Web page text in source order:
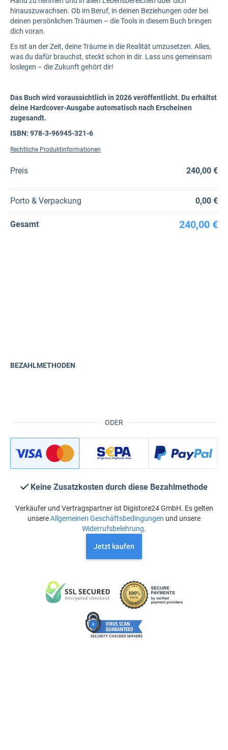
hinauszuwachsen. Ob im Beruf, in deinen Beziehungen oder bei
deinen persönlichen Träumen – die Tools in diesem Buch bringen
dich voran.
Es ist an der Zeit, deine Träume in die Realität umzusetzen. Alles,
was du dafür brauchst, steckt schon in dir. Lass uns gemeinsam
loslegen – die Zukunft gehört dir!
Das Buch wird voraussichtlich in 2026 veröffentlicht. Du erhältst
deine Hardcover-Ausgabe automatisch nach Erscheinen
zugesandt.
ISBN: 978-3-96945-321-6
Rechtliche Produktinformationen
Preis 240,00 €
Porto & Verpackung 0,00 €
Gesamt 240,00 €
ODER
BEZAHLMETHODEN
Keine Zusatzkosten durch diese Bezahlmethode
Verkäufer und Vertragspartner ist Digistore24 GmbH. Es gelten
unsereAllgemeinen Geschäftsbedingungen und unsere
Widerrufsbelehrung.
Jetzt kaufen